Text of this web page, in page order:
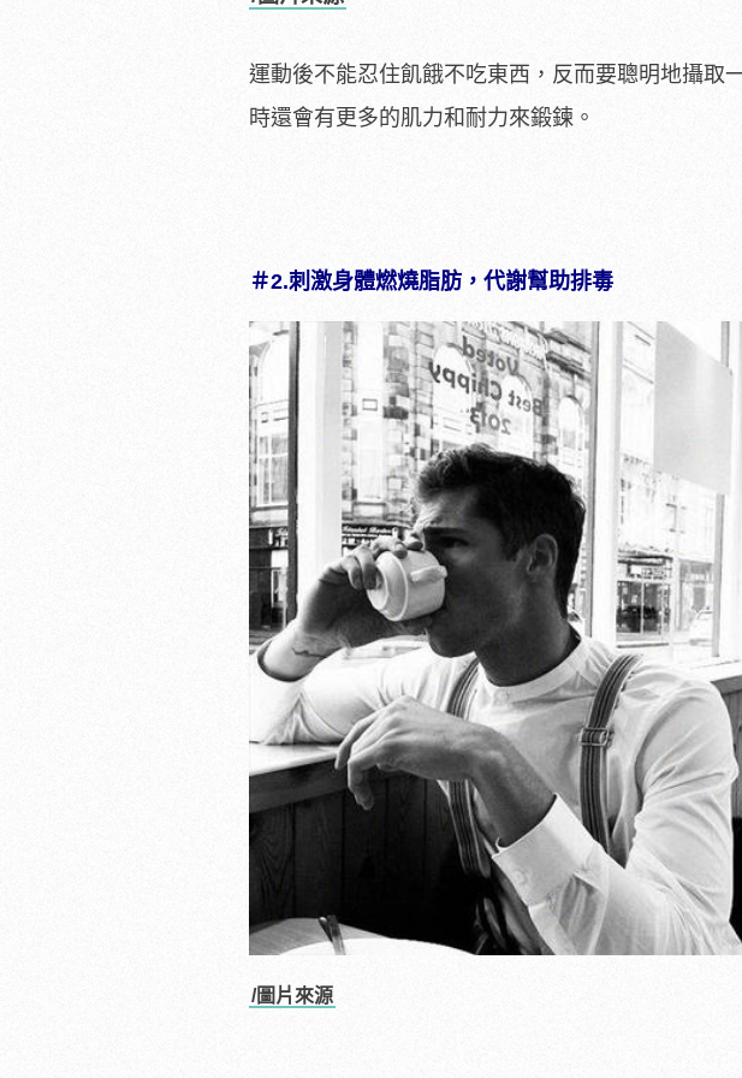
運動後不能忍住飢餓不吃東西，反而要聰明地攝取
時還會有更多的肌力和耐力來鍛鍊。
＃2.刺激身體燃燒脂肪，代謝幫助排毒
/圖片來源